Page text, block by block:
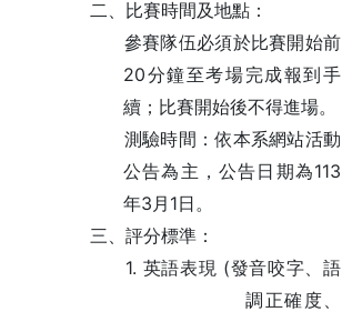
二、比賽時間及地點：
參賽隊伍必須於比賽開始前
20分鐘至考場完成報到手
續；比賽開始後不得進場。
測驗時間：依本系網站活動
公告為主，公告日期為113
年3 月 1 日。
三、評分標準：
1. 英語表現 (發音咬字、語
調正確度、